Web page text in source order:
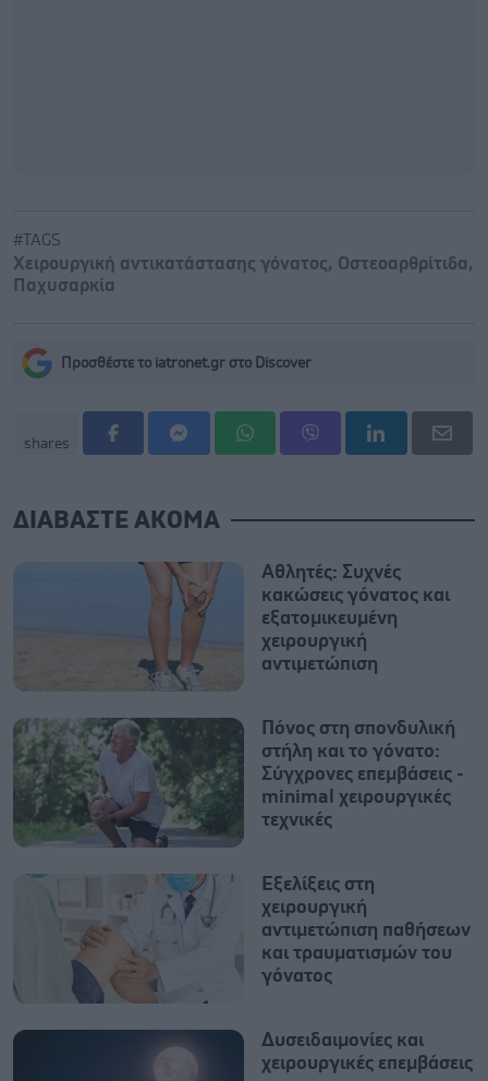
#TAGS
Χειρουργική αντικατάστασης γόνατος, Οστεοαρθρίτιδα,
Παχυσαρκία
Προσθέστε το iatronet.gr στο Discover
shares
ΔΙΑΒΑΣΤΕ ΑΚΟΜΑ
Αθλητές: Συχνές
κακώσεις γόνατος και
εξατομικευμένη
χειρουργική
αντιμετώπιση
Πόνος στη σπονδυλική
στήλη και το γόνατο:
Σύγχρονες επεμβάσεις -
minimal χειρουργικές
τεχνικές
Εξελίξεις στη
χειρουργική
αντιμετώπιση παθήσεων
και τραυματισμών του
γόνατος
Δυσειδαιμονίες και
χειρουργικές επεμβάσεις